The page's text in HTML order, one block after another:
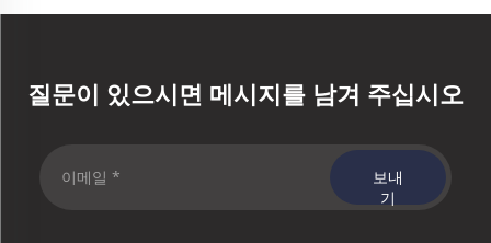
질문이 있으시면 메시지를 남겨 주십시오
보내
기